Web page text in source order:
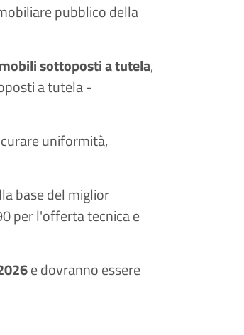
pubblico della
sottoposti a tutela,
a tutela -
uniformità,
base del miglior
per l'offerta tecnica e
e dovranno essere